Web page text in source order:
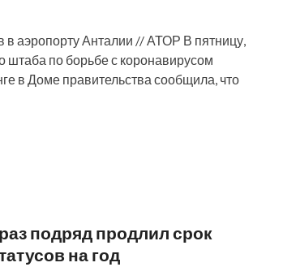
в аэропорту Анталии // АТОР В пятницу,
штаба по борьбе с коронавирусом
в Доме правительства сообщила, что
подряд продлил срок
на год